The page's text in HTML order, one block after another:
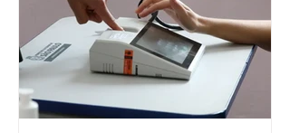
dois meses. O pedido de inclusão vai
ser encaminhado pelo Ministério da
Saúde à Comissão Nacional de
Incorporação de Novas Tecnologias no
SUS (Conitec) na semana que vem. A
Conitec é um colegiado